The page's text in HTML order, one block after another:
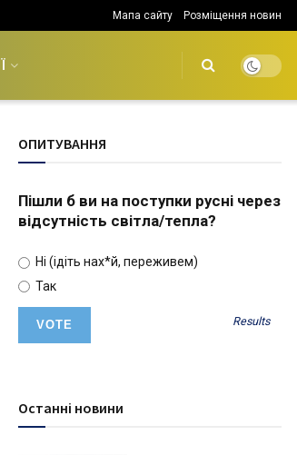
Мапа сайту Розміщення новин
ОПИТУВАННЯ
Пішли б ви на поступки русні через
відсутність світла/тепла?
Ні (ідіть нах*й, переживем)
Так
Results
Останні новини